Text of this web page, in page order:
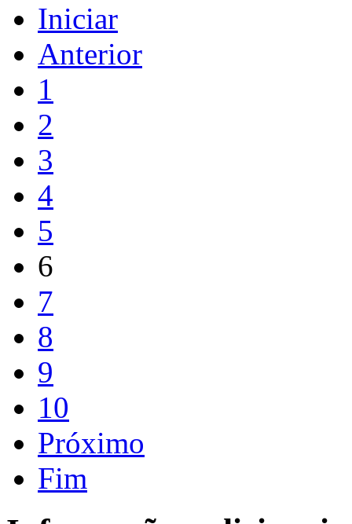
Iniciar
Anterior
1
2
3
4
5
6
7
8
9
10
Próximo
Fim